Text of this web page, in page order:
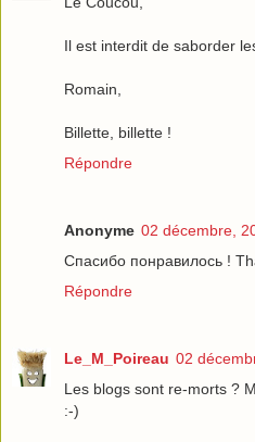
Il est interdit de saborder
Romain,
Billette, billette !
Répondre
Anonyme 02 décembre,
Спасибо понравилось !
Répondre
Le_M_Poireau 02
Les blogs sont re-morts ?
:-)